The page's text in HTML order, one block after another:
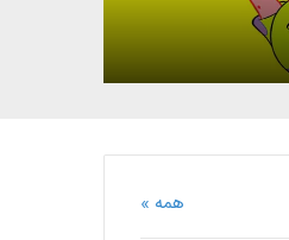
همه »